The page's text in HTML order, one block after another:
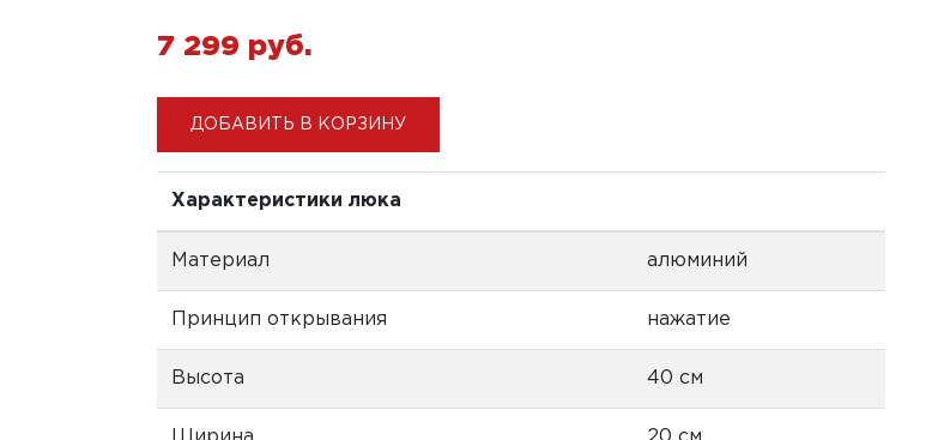
7 299 pуб.
ДОБАВИТЬ В КОРЗИНУ
Характеристики люка
Материал алюминий
Принцип открывания нажатие
Высота 40 см